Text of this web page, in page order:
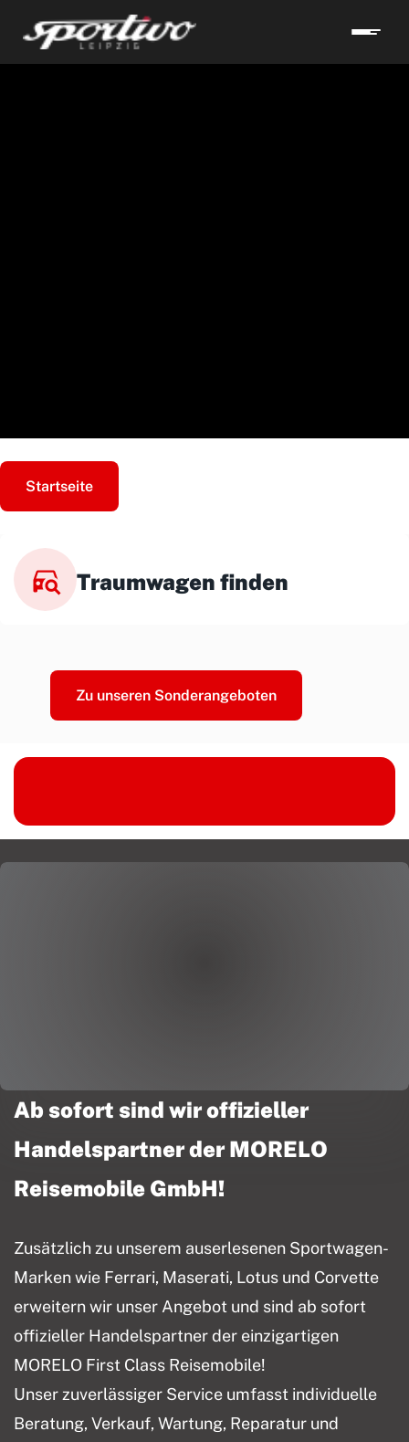
Startseite
Traumwagen finden
Zu unseren Sonderangeboten
Ab sofort sind wir offizieller
Handelspartner der MORELO
Reisemobile GmbH!
Zusätzlich zu unserem auserlesenen Sportwagen-
Marken wie Ferrari, Maserati, Lotus und Corvette
erweitern wir unser Angebot und sind ab sofort
offizieller Handelspartner der einzigartigen
MORELO First Class Reisemobile!
Unser zuverlässiger Service umfasst individuelle
Beratung, Verkauf, Wartung, Reparatur und